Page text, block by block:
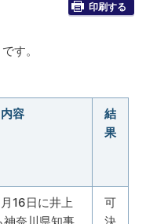
印刷する
す。
内容
結
果
16日に井上
可